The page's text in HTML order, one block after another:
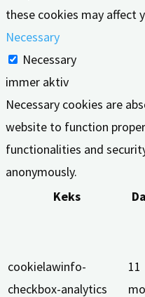
these cookies may affect
Necessary
Necessary
immer aktiv
Necessary cookies are
website to function
functionalities and
anonymously.
Keks
cookielawinfo-
checkbox-analytics
11